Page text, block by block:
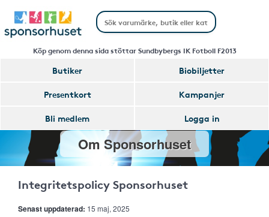
Köp genom denna sida stöttar Sundbybergs IK Fotboll F2013
Butiker
Biobiljetter
Presentkort
Kampanjer
Bli medlem
Logga in
Om Sponsorhuset
Integritetspolicy Sponsorhuset
Senast uppdaterad: 15 maj, 2025